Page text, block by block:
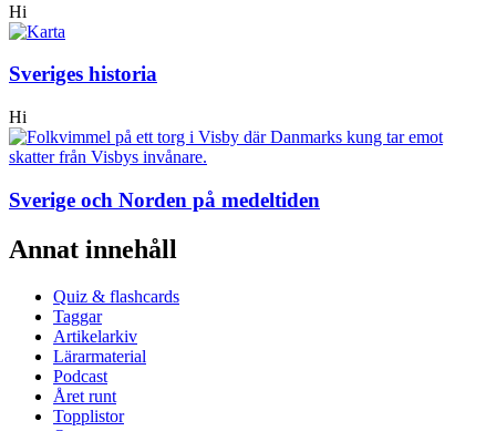
Hi
Sveriges historia
Hi
Sverige och Norden på medeltiden
Annat innehåll
Quiz & flashcards
Taggar
Artikelarkiv
Lärarmaterial
Podcast
Året runt
Topplistor